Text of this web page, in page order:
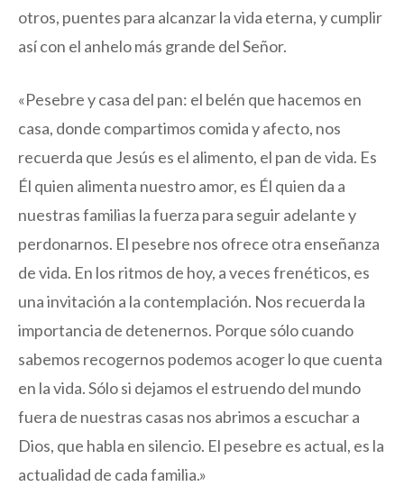
otros, puentes para alcanzar la vida eterna, y cumplir
así con el anhelo más grande del Señor.
«Pesebre y casa del pan: el belén que hacemos en
casa, donde compartimos comida y afecto, nos
recuerda que Jesús es el alimento, el pan de vida. Es
Él quien alimenta nuestro amor, es Él quien da a
nuestras familias la fuerza para seguir adelante y
perdonarnos. El pesebre nos ofrece otra enseñanza
de vida. En los ritmos de hoy, a veces frenéticos, es
una invitación a la contemplación. Nos recuerda la
importancia de detenernos. Porque sólo cuando
sabemos recogernos podemos acoger lo que cuenta
en la vida. Sólo si dejamos el estruendo del mundo
fuera de nuestras casas nos abrimos a escuchar a
Dios, que habla en silencio. El pesebre es actual, es la
actualidad de cada familia.»